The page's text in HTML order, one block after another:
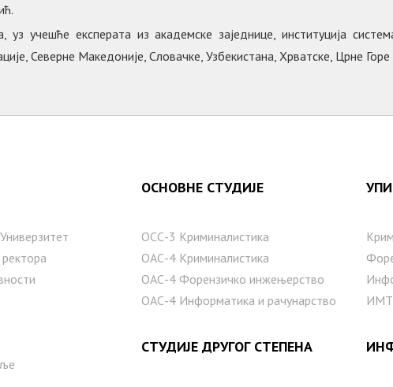
учешће експерата из академске заједнице, институција
Северне Македоније, Словачке, Узбекистана, Хрватске, Црне Горе
ОСНОВНЕ СТУДИЈЕ
ОСС-3 Криминалистика
ОАС-4 Криминалистика
ОАС-4 Форензичко инжењерство
ОАС-4 Информатика и рачунарство
СТУДИЈЕ ДРУГОГ СТЕПЕНА
ИМТ